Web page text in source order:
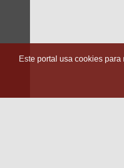
Este portal usa cookies